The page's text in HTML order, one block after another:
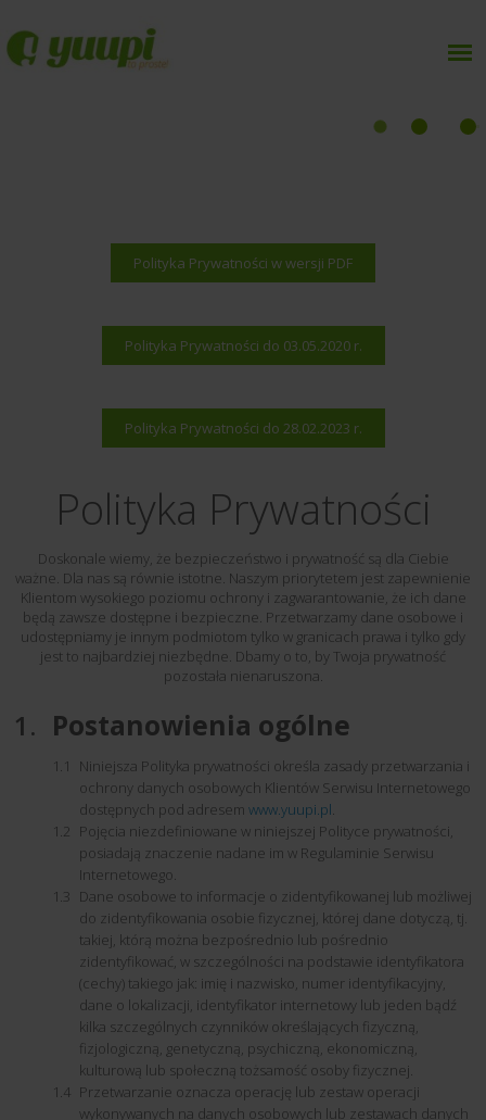
Polityka Prywatności w wersji PDF
Polityka Prywatności do 03.05.2020 r.
Polityka Prywatności do 28.02.2023 r.
Polityka Prywatności
Doskonale wiemy, że bezpieczeństwo i prywatność są dla Ciebie
ważne. Dla nas są równie istotne. Naszym priorytetem jest zapewnienie
Klientom wysokiego poziomu ochrony i zagwarantowanie, że ich dane
będą zawsze dostępne i bezpieczne. Przetwarzamy dane osobowe i
udostępniamy je innym podmiotom tylko w granicach prawa i tylko gdy
jest to najbardziej niezbędne. Dbamy o to, by Twoja prywatność
pozostała nienaruszona.
Postanowienia ogólne
Niniejsza Polityka prywatności określa zasady przetwarzania i
ochrony danych osobowych Klientów Serwisu Internetowego
dostępnych pod adresem www.yuupi.pl.
Pojęcia niezdefiniowane w niniejszej Polityce prywatności,
posiadają znaczenie nadane im w Regulaminie Serwisu
Internetowego.
Dane osobowe to informacje o zidentyfikowanej lub możliwej
do zidentyfikowania osobie fizycznej, której dane dotyczą, tj.
takiej, którą można bezpośrednio lub pośrednio
zidentyfikować, w szczególności na podstawie identyfikatora
(cechy) takiego jak: imię i nazwisko, numer identyfikacyjny,
dane o lokalizacji, identyfikator internetowy lub jeden bądź
kilka szczególnych czynników określających fizyczną,
fizjologiczną, genetyczną, psychiczną, ekonomiczną,
kulturową lub społeczną tożsamość osoby fizycznej.
Przetwarzanie oznacza operację lub zestaw operacji
wykonywanych na danych osobowych lub zestawach danych